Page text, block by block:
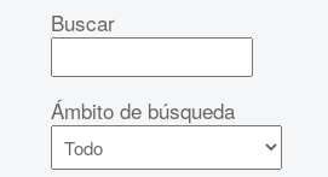
Buscar
Ámbito de búsqueda